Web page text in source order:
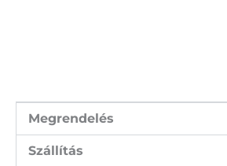
Megrendelés
Szállítás